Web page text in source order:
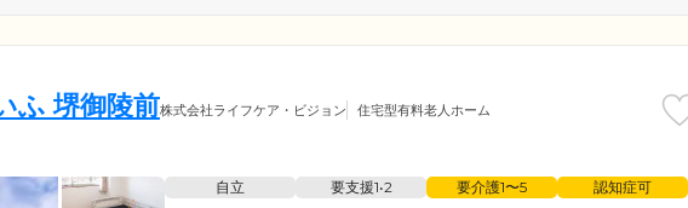
ふ 堺御陵前株式会社ライフケア・ビジョン 住宅型有料老人ホーム
自立 要支援1•2 要介護1〜5 認知症可